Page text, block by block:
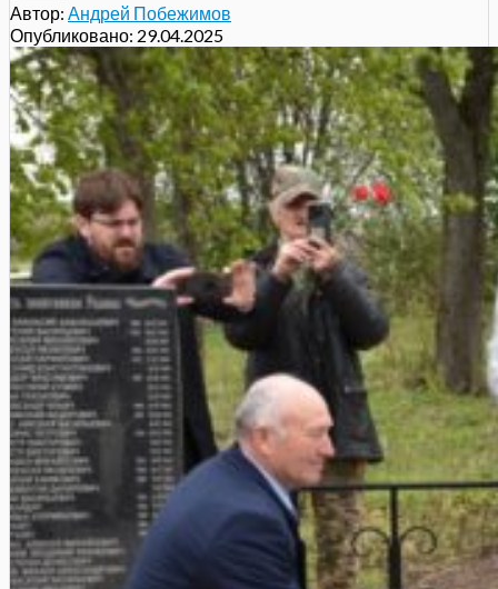
Автор: Андрей Побежимов
Опубликовано: 29.04.2025